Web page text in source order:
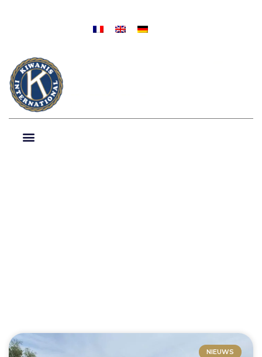
NIEUWS